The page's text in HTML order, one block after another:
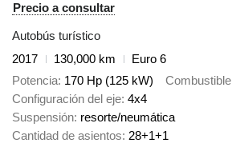
Precio a consultar
Autobús turístico
2017
130,000 km
Euro 6
Potencia 170 Hp (125 kW) Combustible
Configuración del eje 4x4
Suspensión resorte/neumática
Cantidad de asientos 28+1+1